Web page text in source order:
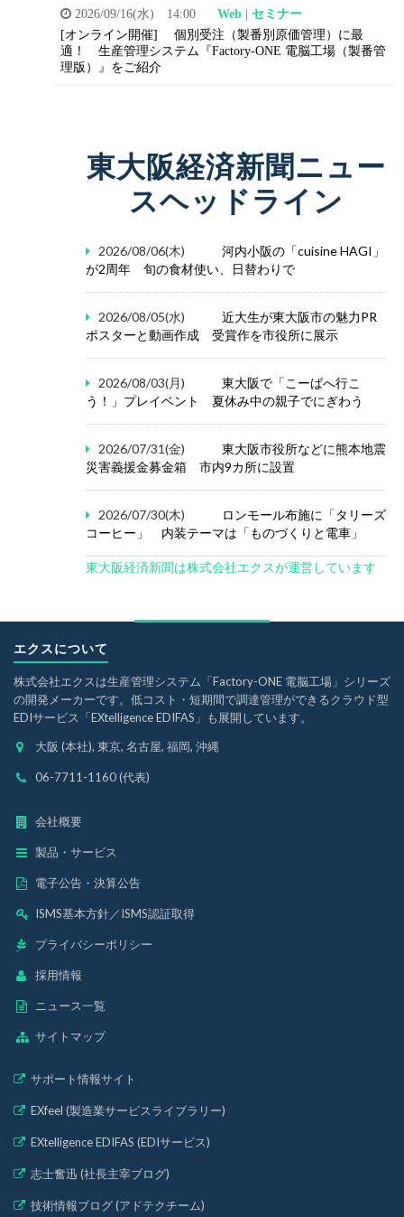
2026/09/16(水) 14:00 Web
セミナー
[オンライン開催]
個別受注（製番別原価管理）に最
適！
生産管理システム『Factory-ONE 電脳工場（製番管
理版）』をご紹介
東大阪経済新聞ニュー
スヘッドライン
2026/08/06(木)
河内小阪の「cuisine HAGI」
が2周年 旬の食材使い、日替わりで
2026/08/05(水)
近大生が東大阪市の魅力PR
ポスターと動画作成 受賞作を市役所に展示
2026/08/03(月)
東大阪で「こーばへ行こ
う！」プレイベント 夏休み中の親子でにぎわう
2026/07/31(金)
東大阪市役所などに熊本地震
災害義援金募金箱 市内9カ所に設置
2026/07/30(木)
ロンモール布施に「タリーズ
コーヒー」 内装テーマは「ものづくりと電車」
東大阪経済新聞は株式会社エクスが運営しています
エクスについて
株式会社エクスは生産管理システム「Factory-ONE 電脳工場」シリーズ
の開発メーカーです。低コスト・短期間で調達管理ができるクラウド型
EDIサービス「EXtelligence EDIFAS」も展開しています。
大阪 (本社), 東京, 名古屋, 福岡, 沖縄
06-7711-1160 (代表)
会社概要
製品・サービス
電子公告・決算公告
ISMS基本方針／ISMS認証取得
プライバシーポリシー
採用情報
ニュース一覧
サイトマップ
サポート情報サイト
EXfeel (製造業サービスライブラリー)
EXtelligence EDIFAS (EDIサービス)
志士奮迅 (社長主宰ブログ)
技術情報ブログ (アドテクチーム)